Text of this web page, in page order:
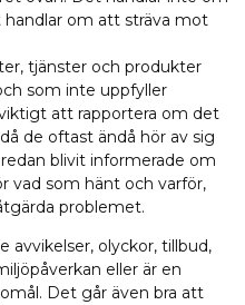
om att sträva mot
tjänster och produkter
som inte uppfyller
att rapportera om det
de oftast ändå hör av sig
blivit informerade om
vad som hänt och varför,
problemet.
avvikelser, olyckor, tillbud,
eller är en
Det går även bra att